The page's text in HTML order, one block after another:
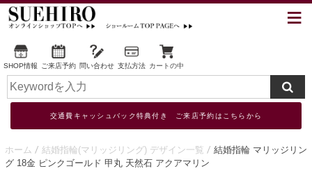
SHOP情報 ご来店予約 問い合わせ 支払方法 カートの中
交通費キャッシュバック特典付き ご来店予約はこちらから
ホーム 結婚指輪(マリッジリング) デザイン一覧
結婚指輪 マリッジリン
グ 18金 ピンクゴールド 甲丸 天然石 アクアマリン